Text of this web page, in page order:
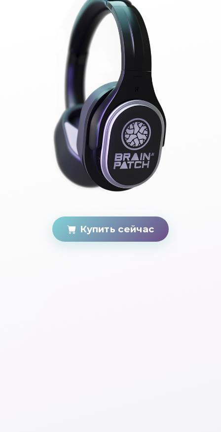
Купить сейчас